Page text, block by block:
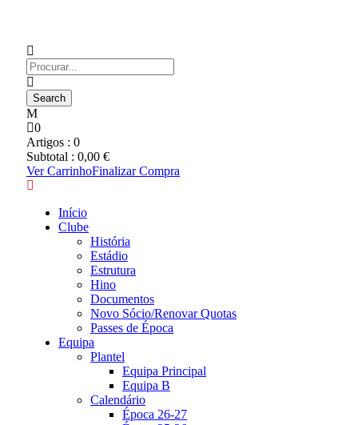
0
Artigos : 0
Subtotal : 0,00 €
Ver CarrinhoFinalizar Compra
Início
Clube
História
Estádio
Estrutura
Hino
Documentos
Novo Sócio/Renovar Quotas
Passes de Época
Equipa
Plantel
Equipa Principal
Equipa B
Calendário
Época 26-27